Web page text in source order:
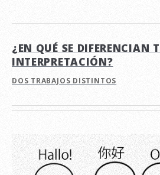
¿EN QUÉ SE DIFERENCIAN
INTERPRETACIÓN?
DOS TRABAJOS DISTINTOS